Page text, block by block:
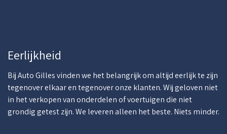
Eerlijkheid
Bij Auto Gilles vinden we het belangrijk om altijd eerlijk te zijn
tegenover elkaar en tegenover onze klanten. Wij geloven niet
in het verkopen van onderdelen of voertuigen die niet
grondig getest zijn. We leveren alleen het beste. Niets minder.